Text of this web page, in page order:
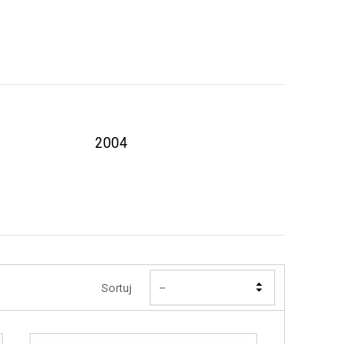
2004
Sortuj --